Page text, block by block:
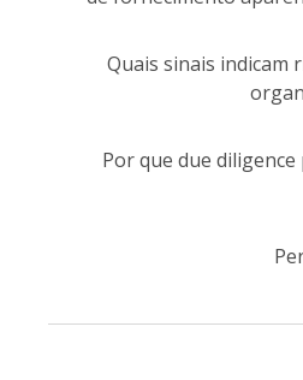
Quais sinais indicam
Por que due